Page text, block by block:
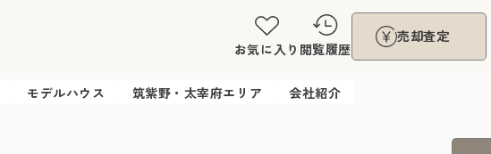
お気に入り 閲覧履歴
売却査定
モデルハウス 筑紫野・太宰府エリア 会社紹介